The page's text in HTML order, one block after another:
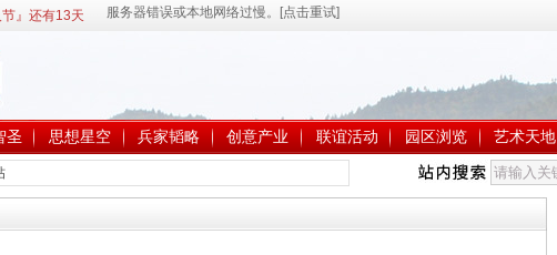
』还有13天
圣 思想星空 兵家韬略 创意产业 联谊活动 园区浏览 艺术天地